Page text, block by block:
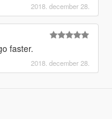
2018. december 28.
faster.
2018. december 28.